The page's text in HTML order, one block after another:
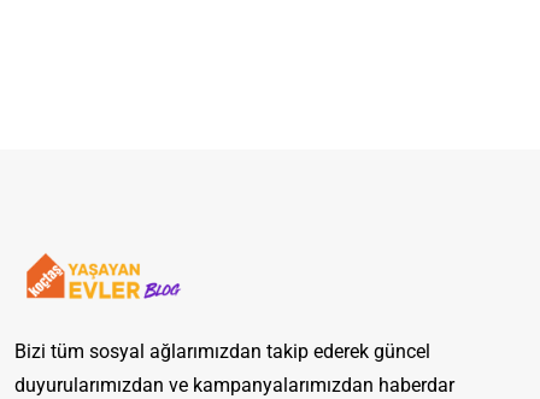
Bizi tüm sosyal ağlarımızdan takip ederek güncel
duyurularımızdan ve kampanyalarımızdan haberdar